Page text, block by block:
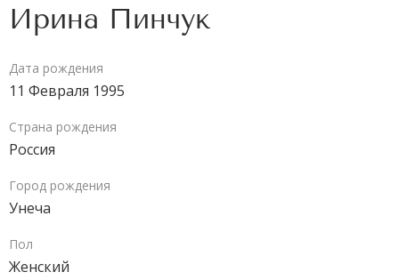
Ирина Пинчук
Дата рождения
11 Февраля 1995
Страна рождения
Россия
Город рождения
Унеча
Пол
Женский